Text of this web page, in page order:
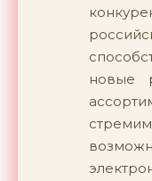
новые